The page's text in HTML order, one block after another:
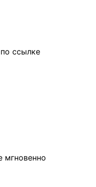
ссылке
мгновенно